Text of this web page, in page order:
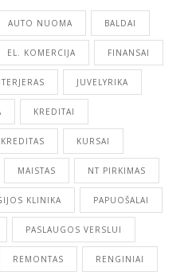
AUTO NUOMA BALDAI
EL. KOMERCIJA FINANSAI
JUVELYRIKA
KREDITAI
KREDITAS KURSAI
MAISTAS NT PIRKIMAS
KLINIKA PAPUOŠALAI
PASLAUGOS VERSLUI
REMONTAS RENGINIAI